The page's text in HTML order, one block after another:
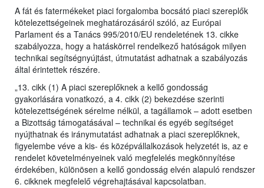
A fát és fatermékeket piaci forgalomba bocsátó piaci szereplők
kötelezettségeinek meghatározásáról szóló, az Európai
Parlament és a Tanács 995/2010/EU rendeletének 13. cikke
szabályozza, hogy a hatáskörrel rendelkező hatóságok milyen
technikai segítségnyújtást, útmutatást adhatnak a szabályozás
által érintettek részére.
„13. cikk (1) A piaci szereplőknek a kellő gondosság
gyakorlására vonatkozó, a 4. cikk (2) bekezdése szerinti
kötelezettségének sérelme nélkül, a tagállamok – adott esetben
a Bizottság támogatásával – technikai és egyéb segítséget
nyújthatnak és iránymutatást adhatnak a piaci szereplőknek,
figyelembe véve a kis- és középvállalkozások helyzetét is, az e
rendelet követelményeinek való megfelelés megkönnyítése
érdekében, különösen a kellő gondosság elvén alapuló rendszer
6. cikknek megfelelő végrehajtásával kapcsolatban.